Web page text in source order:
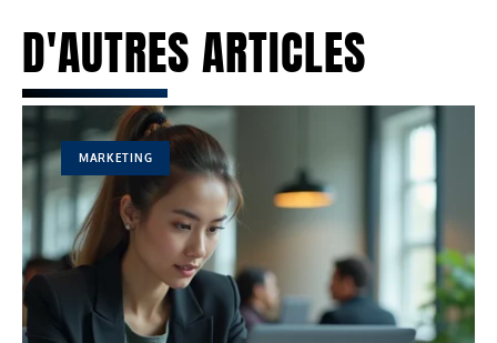
D'AUTRES ARTICLES
MARKETING